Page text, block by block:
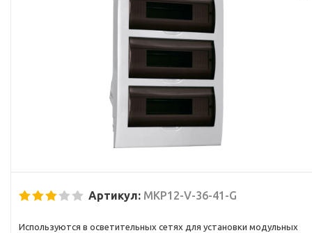
Артикул: MKP12-V-36-41-G
Используются в осветительных сетях для установки модульных